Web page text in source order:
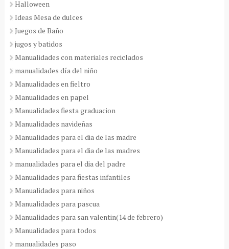
Halloween
Ideas Mesa de dulces
Juegos de Baño
jugos y batidos
Manualidades con materiales reciclados
manualidades día del niño
Manualidades en fieltro
Manualidades en papel
Manualidades fiesta graduacion
Manualidades navideñas
Manualidades para el dia de las madre
Manualidades para el dia de las madres
manualidades para el dia del padre
Manualidades para fiestas infantiles
Manualidades para niños
Manualidades para pascua
Manualidades para san valentin(14 de febrero)
Manualidades para todos
manualidades paso